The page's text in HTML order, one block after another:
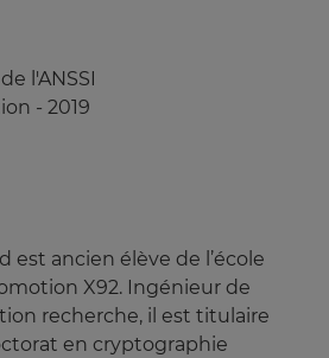
l'ANSSI
- 2019
est ancien élève de l’école
X92. Ingénieur de
recherche, il est titulaire
en cryptographie